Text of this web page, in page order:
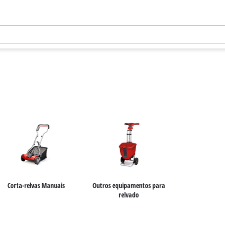
Corta-relvas Manuais
Outros equipamentos para
relvado